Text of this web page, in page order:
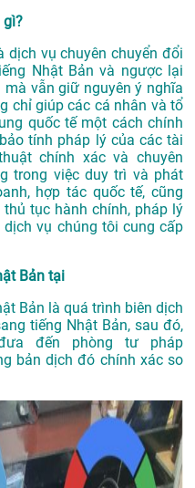
gì?
dịch vụ chuyên chuyển đổi
Nhật Bản và ngược lại
vẫn giữ nguyên ý nghĩa
chỉ giúp các cá nhân và tổ
quốc tế một cách chính
tính pháp lý của các tài
chính xác và chuyên
trong việc duy trì và phát
hợp tác quốc tế, cũng
tục hành chính, pháp lý
vụ chúng tôi cung cấp
Bản tại
Bản là quá trình biên dịch
tiếng Nhật Bản, sau đó,
đến phòng tư pháp
bản dịch đó chính xác so